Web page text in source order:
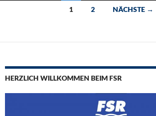
Beitragsnavigation
1 2 NÄCHSTE →
HERZLICH WILLKOMMEN BEIM FSR